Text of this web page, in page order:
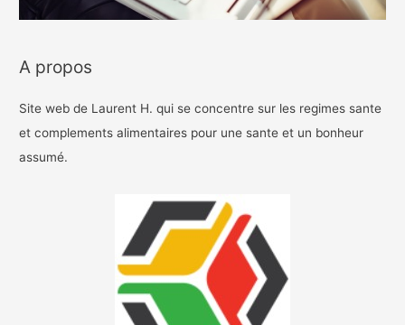
A propos
Site web de Laurent H. qui se concentre sur les regimes sante
et complements alimentaires pour une sante et un bonheur
assumé.